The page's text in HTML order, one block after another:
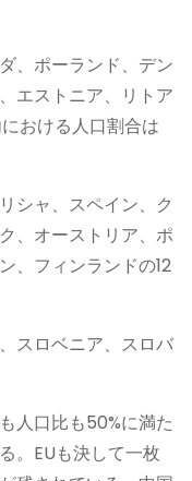
、ポーランド、デン
エストニア、リトア
おける人口割合は
シャ、スペイン、ク
、オーストリア、ポ
、フィンランドの12
スロベニア、スロバ
人口比も50%に満た
。EUも決して一枚